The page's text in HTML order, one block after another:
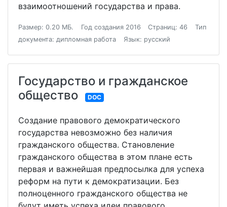
взаимоотношений государства и права.
Размер: 0.20 МБ. Год создания 2016 Страниц: 46
Тип
документа: дипломная работа
Язык: русский
Государство и гражданское
общество
DOC
Создание правового демократического
государства невозможно без наличия
гражданского общества. Становление
гражданского общества в этом плане есть
первая и важнейшая предпосылка для успеха
реформ на пути к демократизации. Без
полноценного гражданского общества не